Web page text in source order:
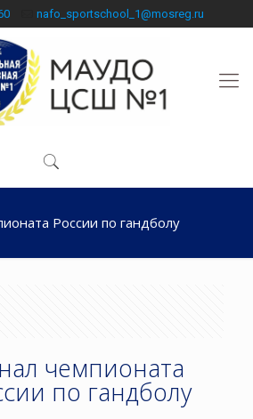
nafo_sportschool_1@mosreg.ru
России по гандболу
чемпионата
по гандболу